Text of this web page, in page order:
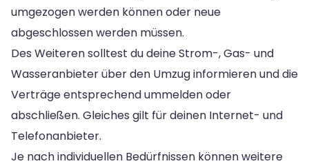
umgezogen werden können oder neue
abgeschlossen werden müssen.
Des Weiteren solltest du deine Strom-, Gas- und
Wasseranbieter über den Umzug informieren und die
Verträge entsprechend ummelden oder
abschließen. Gleiches gilt für deinen Internet- und
Telefonanbieter.
Je nach individuellen Bedürfnissen können weitere